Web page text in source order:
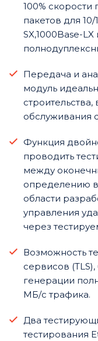
100%
пакетов для
SX,1000Base-
Передача и
модуль
обслуживания
Функция
проводить
между
определению
области
управления
через
Возможность
сервисов
генерации
МБ/с трафика.
Два
тестирования